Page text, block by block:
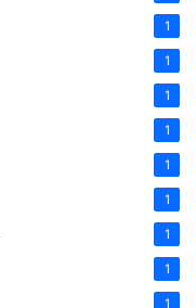
1
1
1
1
1
1
1
1
1